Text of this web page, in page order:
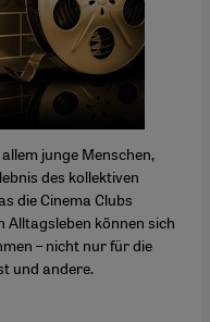
junge Menschen,
des kollektiven
die Cinema Clubs
Alltagsleben können sich
– nicht nur für die
und andere.